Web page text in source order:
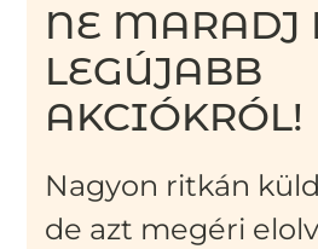
NE MARADJ
LEGÚJABB
AKCIÓKRÓL!
Nagyon ritkán
de azt megéri